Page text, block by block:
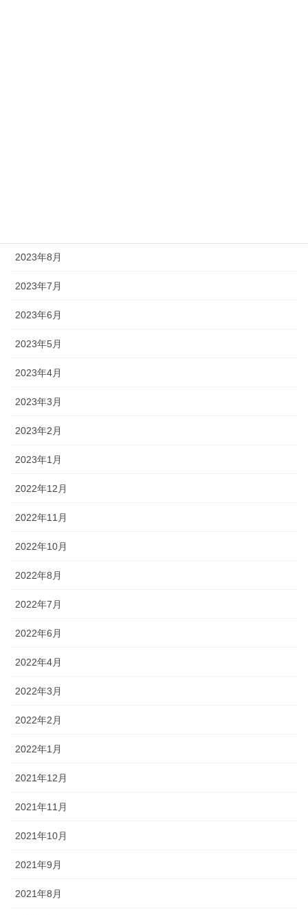
2023年8月
2023年7月
2023年6月
2023年5月
2023年4月
2023年3月
2023年2月
2023年1月
2022年12月
2022年11月
2022年10月
2022年8月
2022年7月
2022年6月
2022年4月
2022年3月
2022年2月
2022年1月
2021年12月
2021年11月
2021年10月
2021年9月
2021年8月